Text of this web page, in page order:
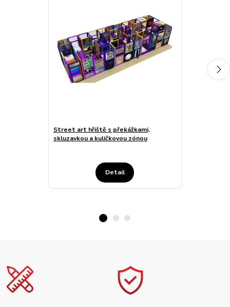
Street art hřiště s překážkami,
skluzavkou a kuličkovou zónou
Detail